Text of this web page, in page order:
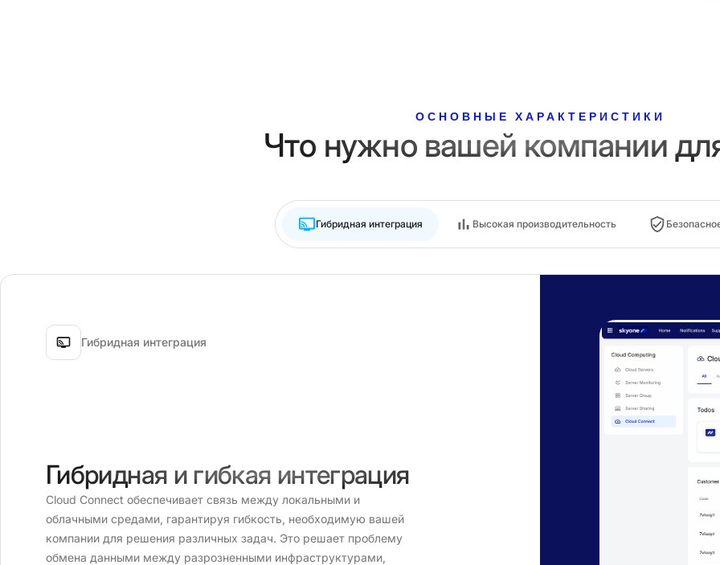
ОСНОВНЫЕ ХАРАКТЕРИСТИКИ
Что нужно вашей компании
Гибридная интеграция Высокая производительность
Гибридная интеграция
Гибридная и гибкая интеграция
Cloud Connect обеспечивает связь между локальными и
облачными средами, гарантируя гибкость, необходимую вашей
компании для решения различных задач. Это решает проблему
обмена данными между разрозненными инфраструктурами,